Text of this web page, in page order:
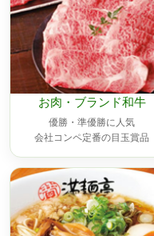
お肉・ブランド和牛
優勝・準優勝に人気
会社コンペ定番の目玉賞品